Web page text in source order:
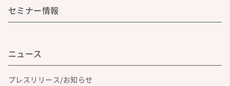
セミナー情報
ニュース
プレスリリース/お知らせ